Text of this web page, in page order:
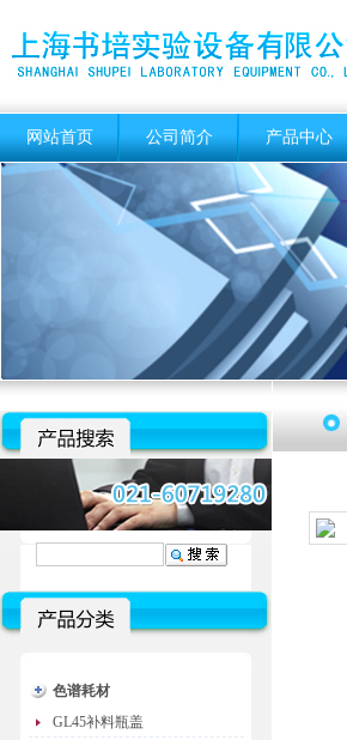
网站首页 公司简介 产品中心
色谱耗材
GL45补料瓶盖